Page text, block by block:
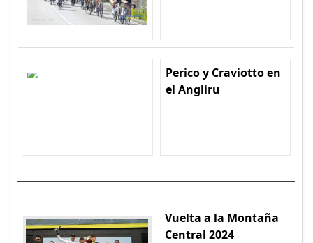
Perico y Craviotto en
el Angliru
Vuelta a la Montaña
Central 2024